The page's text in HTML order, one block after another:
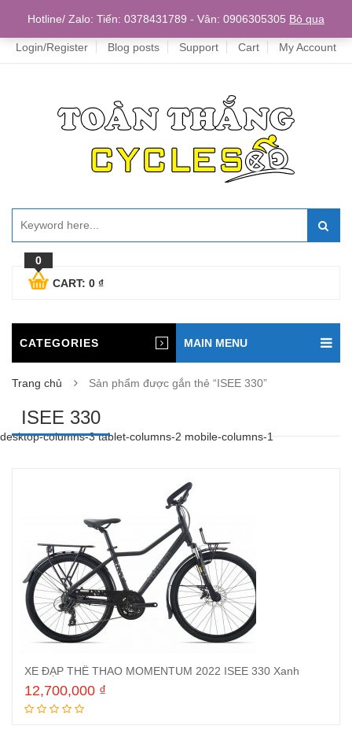
Home
Login/Register Blog posts Support Cart My Account
0
CART: 0 ₫
CATEGORIES MAIN MENU
Trang chủ Sản phẩm được gắn thẻ “ISEE 330”
ISEE 330
desktop-columns-3 tablet-columns-2 mobile-columns-1
XE ĐẠP THỂ THAO MOMENTUM 2022 ISEE 330 Xanh
12,700,000 ₫
Hotline/ Zalo: Tiến: 0378431789 - Vân: 0906305305 Bỏ qua